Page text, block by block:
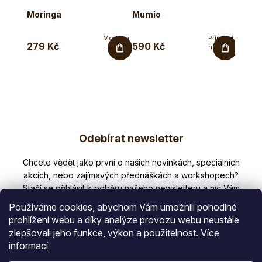
Používáme cookies, abychom Vám umožnili pohodlné
prohlížení webu a díky analýze provozu webu neustále
zlepšovali jeho funkce, výkon a použitelnost. Více
informací
Moringa
279 Kč
Moringa
- nutriční
extrakt v
Mumio
590 Kč
Přírodní
horská
pryskyřice
a
Odebírat newsletter
Nezmeškejte žádné novinky či slevy!
E-mail